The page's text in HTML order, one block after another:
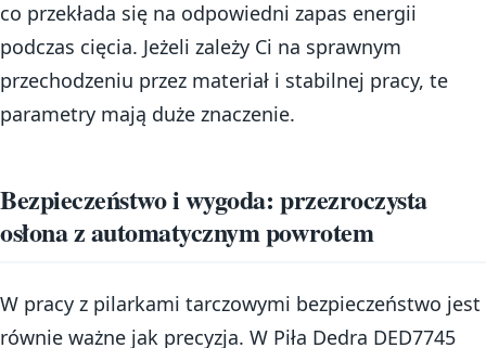
co przekłada się na odpowiedni zapas energii
podczas cięcia. Jeżeli zależy Ci na sprawnym
przechodzeniu przez materiał i stabilnej pracy, te
parametry mają duże znaczenie.
Bezpieczeństwo i wygoda: przezroczysta
osłona z automatycznym powrotem
W pracy z pilarkami tarczowymi bezpieczeństwo jest
równie ważne jak precyzja. W Piła Dedra DED7745